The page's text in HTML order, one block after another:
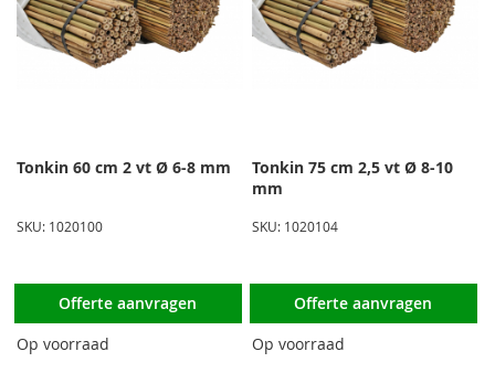
Tonkin 60 cm 2 vt Ø 6-8 mm
SKU: 1020100
Offerte aanvragen
Op voorraad
Tonkin 75 cm 2,5 vt Ø 8-10
mm
SKU: 1020104
Offerte aanvragen
Op voorraad